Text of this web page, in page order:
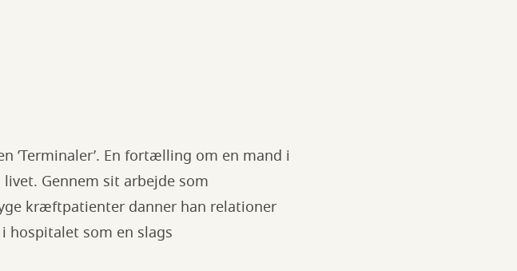
’Terminaler’. En fortælling om en mand i
Gennem sit arbejde som
kræftpatienter danner han relationer
hospitalet som en slags